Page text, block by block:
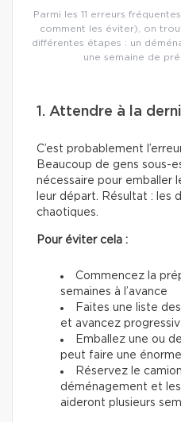
Parmi les 11 erreurs
comment les éviter), on
différentes étapes : un
une semaine de
1. Attendre à la
C’est probablement
Beaucoup de gens sous-
nécessaire pour emballer
leur départ. Résultat : les
chaotiques.
Pour éviter cela :
Commencez la
semaines à l’avance
Faites une liste
et avancez
Emballez une ou
peut faire une
Réservez le
déménagement et
aideront plusieurs